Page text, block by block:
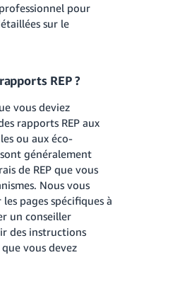
pour
sur le
REP ?
vous deviez
rapports REP aux
ou aux éco-
généralement
de REP que vous
Nous vous
pages spécifiques à
un conseiller
des instructions
vous devez